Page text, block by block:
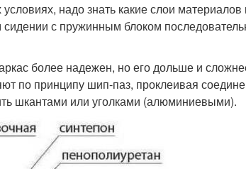
надо знать какие слои материалов
с пружинным блоком
более надежен, но его дольше и
по принципу шип-паз, проклеивая
шкантами или уголками (алюминиевыми).